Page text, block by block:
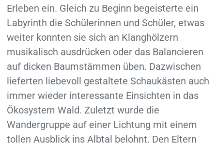
Erleben ein. Gleich zu Beginn begeisterte ein
Labyrinth die Schülerinnen und Schüler, etwas
weiter konnten sie sich an Klanghölzern
musikalisch ausdrücken oder das Balancieren
auf dicken Baumstämmen üben. Dazwischen
lieferten liebevoll gestaltete Schaukästen auch
immer wieder interessante Einsichten in das
Ökosystem Wald. Zuletzt wurde die
Wandergruppe auf einer Lichtung mit einem
tollen Ausblick ins Albtal belohnt. Den Eltern